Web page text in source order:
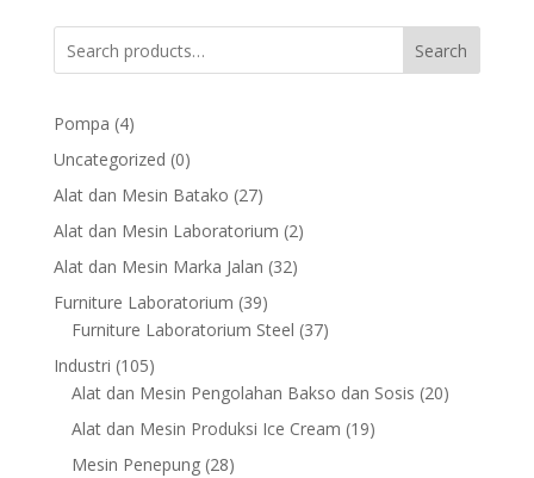
Search
Pompa 44
products
Uncategorized 00
products
Alat dan Mesin Batako 2727
products
Alat dan Mesin Laboratorium 22
Alat dan Mesin Marka Jalan 3232
Furniture Laboratorium 3939
products
Furniture Laboratorium Steel 3737
Industri 105105
products
Alat dan Mesin Pengolahan Bakso dan Sosis 2020
Alat dan Mesin Produksi Ice Cream 1919
Mesin Penepung 2828